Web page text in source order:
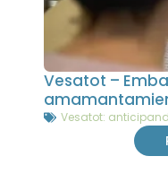
Vesatot –
Vesatot: